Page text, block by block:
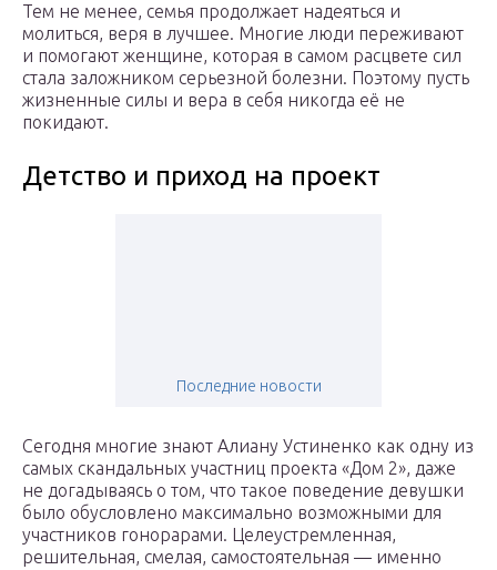
Тем не менее, семья продолжает надеяться и
молиться, веря в лучшее. Многие люди переживают
и помогают женщине, которая в самом расцвете сил
стала заложником серьезной болезни. Поэтому пусть
жизненные силы и вера в себя никогда её не
покидают.
Детство и приход на проект
Последние новости
Сегодня многие знают Алиану Устиненко как одну из
самых скандальных участниц проекта «Дом 2», даже
не догадываясь о том, что такое поведение девушки
было обусловлено максимально возможными для
участников гонорарами. Целеустремленная,
решительная, смелая, самостоятельная — именно